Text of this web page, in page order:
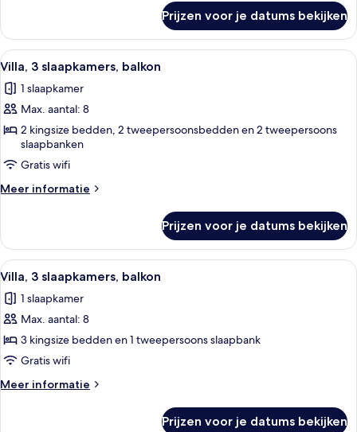
2
slaapkamers,
balkon
Prijzen voor je datums bekijken
Alle
foto's
voor
Villa,
3
slaapkamers,
balkon
laden
Een moderne keuken met
7
Villa, 3 slaapkamers, balkon
1 slaapkamer
Max. aantal: 8
2 kingsize bedden, 2 tweepersoonsbedden en 2 tweepersoons
slaapbanken
Gratis wifi
Meer informatie
Meer
3
slaapkamers,
balkon
Prijzen voor je datums bekijken
Alle
foto's
voor
Villa,
3
slaapkamers,
balkon
laden
Hotelkamer met een eettafel, rode
6
Villa, 3 slaapkamers, balkon
1 slaapkamer
Max. aantal: 8
3 kingsize bedden en 1 tweepersoons slaapbank
Gratis wifi
Meer informatie
Meer
Prijzen voor je datums bekijken